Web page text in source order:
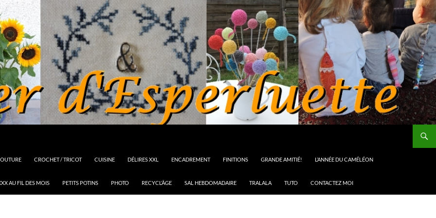
CROCHET / TRICOT CUISINE DÉLIRES XXL ENCADREMENT FINITIONS GRANDE AMITIÉ! L’ANNÉE DU CAMÉLÉON
AU FIL DES MOIS PETITS POTINS PHOTO RECYCL’ÂGE SAL HEBDOMADAIRE TRALALA TUTO CONTACTEZ MOI